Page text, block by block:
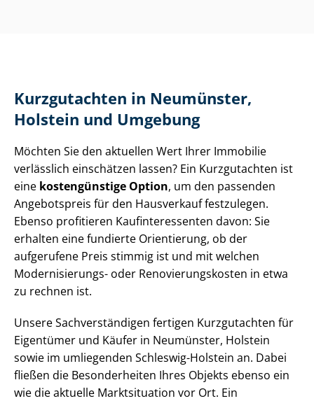
Kurzgutachten in Neumünster,
Holstein und Umgebung
Möchten Sie den aktuellen Wert Ihrer Immobilie
verlässlich einschätzen lassen? Ein Kurzgutachten ist
eine kostengünstige Option, um den passenden
Angebotspreis für den Hausverkauf festzulegen.
Ebenso profitieren Kauf­in­ter­es­sen­ten davon: Sie
erhalten eine fundierte Orientierung, ob der
aufgerufene Preis stimmig ist und mit welchen
Modernisierungs- oder Re­no­vie­rungs­kos­ten in etwa
zu rechnen ist.
Unsere Sach­ver­stän­di­gen fertigen Kurzgutachten für
Eigentümer und Käufer in Neumünster, Holstein
sowie im umliegenden Schleswig-Holstein an. Dabei
fließen die Besonderheiten Ihres Objekts ebenso ein
wie die aktuelle Marktsituation vor Ort. Ein